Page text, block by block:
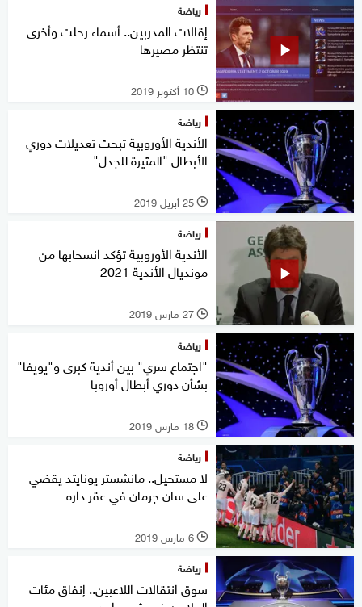
رياضة
إقالات المدربين.. أسماء رحلت وأخرى
تنتظر مصيرها
l 10 أكتوبر 2019
رياضة
الأندية الأوروبية تبحث تعديلات دوري
الأبطال "المثيرة للجدل"
l 25 أبريل 2019
رياضة
الأندية الأوروبية تؤكد انسحابها من
مونديال الأندية 2021
l 27 مارس 2019
رياضة
"اجتماع سري" بين أندية كبرى و"يويفا"
بشأن دوري أبطال أوروبا
l 18 مارس 2019
رياضة
لا مستحيل.. مانشستر يونايتد يقضي
على سان جرمان في عقر داره
l 6 مارس 2019
رياضة
سوق انتقالات اللاعبين.. إنفاق مئات